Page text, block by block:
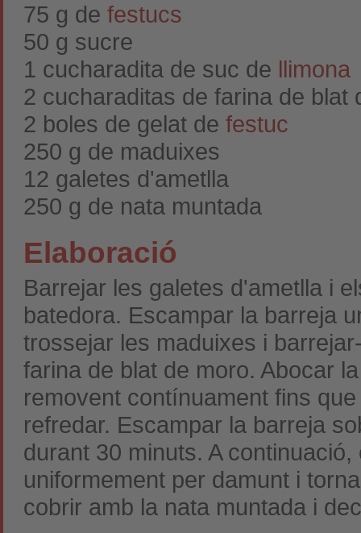
75 g de festucs
50 g sucre
1 cucharadita de suc de llimona
2 cucharaditas de farina de blat
2 boles de gelat de festuc
250 g de maduixes
12 galetes d'ametlla
250 g de nata muntada
Elaboració
Barrejar les galetes d'ametlla i
batedora. Escampar la barreja
trossejar les maduixes i
farina de blat de moro. Abocar
removent contínuament fins
refredar. Escampar la barreja
durant 30 minuts. A
uniformement per damunt i
cobrir amb la nata muntada i